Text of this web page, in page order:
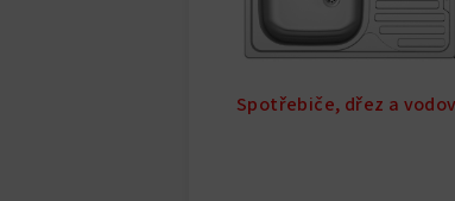
Spotřebiče, dřez a